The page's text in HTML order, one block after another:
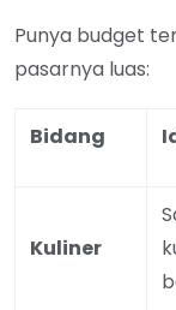
Punya budget
pasarnya luas:
Bidang
Kuliner